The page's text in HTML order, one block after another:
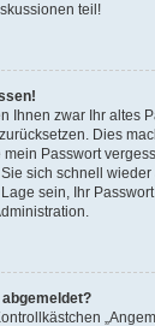
teil!
Ihnen zwar Ihr altes
Dies
Passwort
sich schnell
sein, Ihr